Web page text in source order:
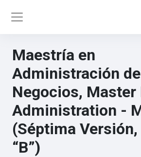
Maestría en
Administración de
Negocios, Master
Administration -
(Séptima
“B”)